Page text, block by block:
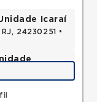
Icaraí
24230251 •
de Janeiro, RJ,